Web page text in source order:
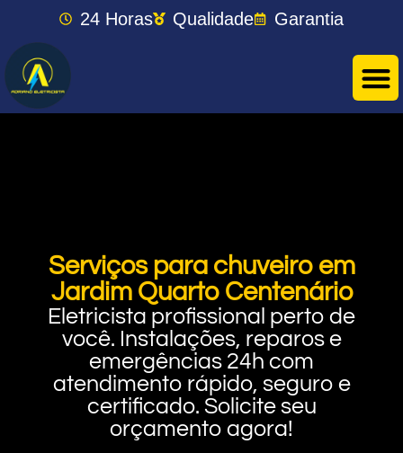
24 Horas Qualidade Garantia
Serviços para chuveiro em
Jardim Quarto Centenário
Eletricista profissional perto de
você. Instalações, reparos e
emergências 24h com
atendimento rápido, seguro e
certificado. Solicite seu
orçamento agora!